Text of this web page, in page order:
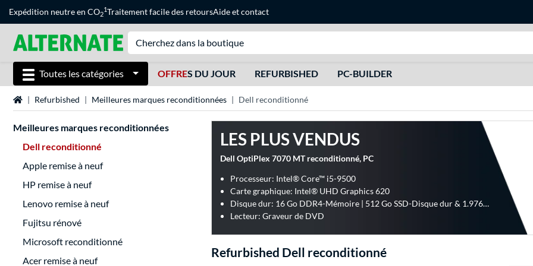
Expédition neutre en CO2
1Traitement facile des retoursAideetcontact
Toutes les catégories OFFRES DU JOUR REFURBISHED PC-BUILDER
Page d'accueil
Refurbished Meilleures marques reconditionnées Dell reconditionné
Meilleures marques reconditionnées
Dell reconditionné
Apple remise à neuf
HP remise à neuf
Lenovo remise à neuf
Fujitsu rénové
Microsoft reconditionné
Acer remise à neuf
LES PLUS VENDUS
Dell OptiPlex 7070 MT reconditionné, PC
Processeur: Intel® Core™ i5-9500
Carte graphique: Intel® UHD Graphics 620
Disque dur: 16 Go DDR4-Mémoire | 512 Go SSD-Disque dur & 1.9765625 To SATA-Disque dur
Lecteur: Graveur de DVD
Refurbished Dell reconditionné